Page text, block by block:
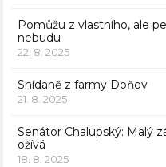
Pomůžu z vlastního, ale
nebudu
22. 8. 2025
Snídaně z farmy Doňov
21. 8. 2025
Senátor Chalupský: Malý
ožívá
18. 8. 2025